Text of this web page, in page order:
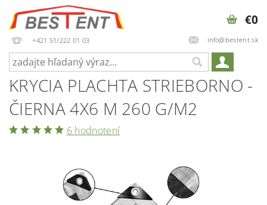
+421 51/222 01 03 info@bestent.sk
€0
KRYCIA PLACHTA STRIEBORNO -
ČIERNA 4X6 M 260 G/M2
6 hodnotení